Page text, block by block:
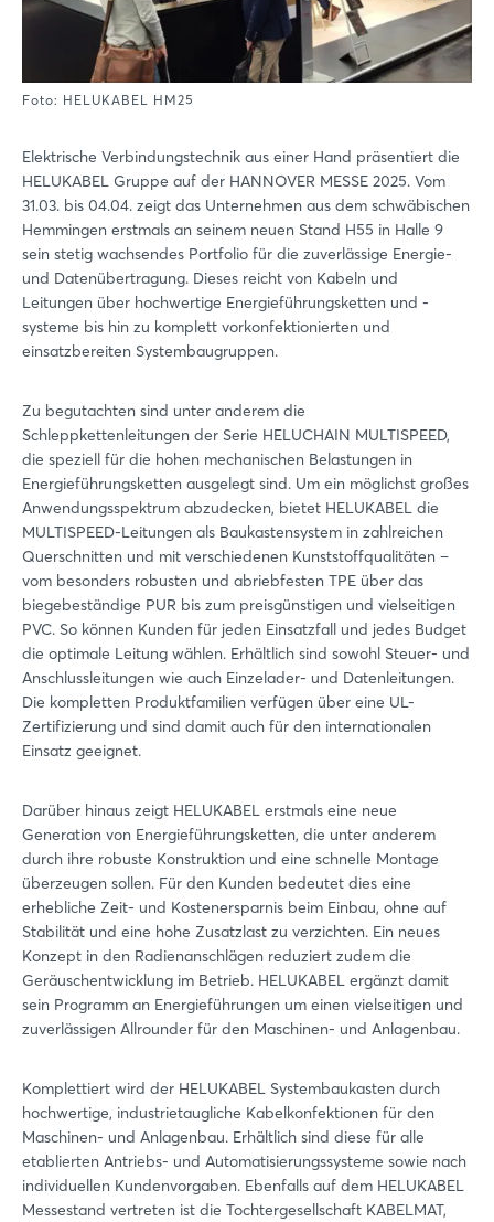
Foto: HELUKABEL HM25
Elektrische Verbindungstechnik aus einer Hand präsentiert die
HELUKABEL Gruppe auf der HANNOVER MESSE 2025. Vom
31.03. bis 04.04. zeigt das Unternehmen aus dem schwäbischen
Hemmingen erstmals an seinem neuen Stand H55 in Halle 9
sein stetig wachsendes Portfolio für die zuverlässige Energie-
und Datenübertragung. Dieses reicht von Kabeln und
Leitungen über hochwertige Energieführungsketten und -
systeme bis hin zu komplett vorkonfektionierten und
einsatzbereiten Systembaugruppen.
Zu begutachten sind unter anderem die
Schleppkettenleitungen der Serie HELUCHAIN MULTISPEED,
die speziell für die hohen mechanischen Belastungen in
Energieführungsketten ausgelegt sind. Um ein möglichst großes
Anwendungsspektrum abzudecken, bietet HELUKABEL die
MULTISPEED-Leitungen als Baukastensystem in zahlreichen
Querschnitten und mit verschiedenen Kunststoffqualitäten –
vom besonders robusten und abriebfesten TPE über das
biegebeständige PUR bis zum preisgünstigen und vielseitigen
PVC. So können Kunden für jeden Einsatzfall und jedes Budget
die optimale Leitung wählen. Erhältlich sind sowohl Steuer- und
Anschlussleitungen wie auch Einzelader- und Datenleitungen.
Die kompletten Produktfamilien verfügen über eine UL-
Zertifizierung und sind damit auch für den internationalen
Einsatz geeignet.
Darüber hinaus zeigt HELUKABEL erstmals eine neue
Generation von Energieführungsketten, die unter anderem
durch ihre robuste Konstruktion und eine schnelle Montage
überzeugen sollen. Für den Kunden bedeutet dies eine
erhebliche Zeit- und Kostenersparnis beim Einbau, ohne auf
Stabilität und eine hohe Zusatzlast zu verzichten. Ein neues
Konzept in den Radienanschlägen reduziert zudem die
Geräuschentwicklung im Betrieb. HELUKABEL ergänzt damit
sein Programm an Energieführungen um einen vielseitigen und
zuverlässigen Allrounder für den Maschinen- und Anlagenbau.
Komplettiert wird der HELUKABEL Systembaukasten durch
hochwertige, industrietaugliche Kabelkonfektionen für den
Maschinen- und Anlagenbau. Erhältlich sind diese für alle
etablierten Antriebs- und Automatisierungssysteme sowie nach
individuellen Kundenvorgaben. Ebenfalls auf dem HELUKABEL
Messestand vertreten ist die Tochtergesellschaft KABELMAT,